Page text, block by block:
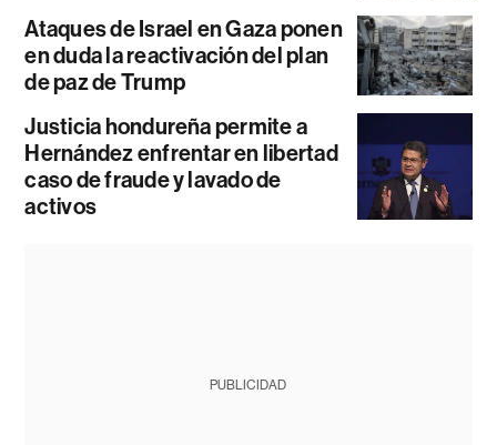
Ataques de Israel en Gaza ponen
en duda la reactivación del plan
de paz de Trump
Justicia hondureña permite a
Hernández enfrentar en libertad
caso de fraude y lavado de
activos
PUBLICIDAD